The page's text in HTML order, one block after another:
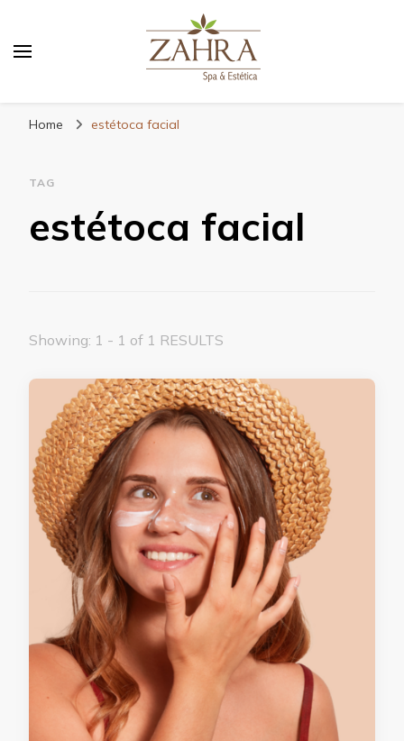
e relaxamento
Home estétoca facial
TAG
estétoca facial
Showing: 1 - 1 of 1 RESULTS